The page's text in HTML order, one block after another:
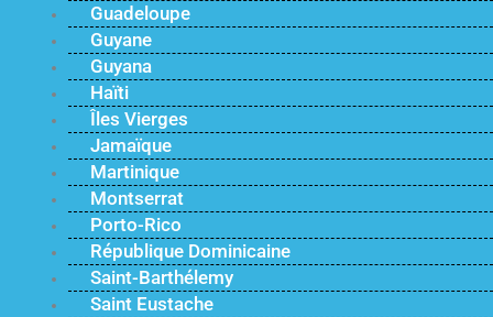
Guadeloupe
Guyane
Guyana
Haïti
Îles Vierges
Jamaïque
Martinique
Montserrat
Porto-Rico
République Dominicaine
Saint-Barthélemy
Saint Eustache